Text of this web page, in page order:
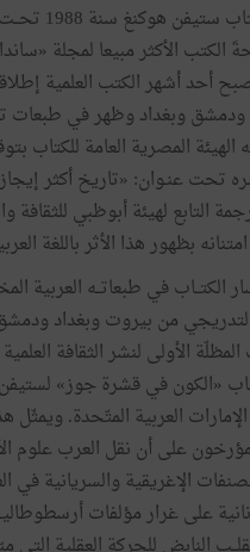
ستيفن هوكنغ سنة 1988 تحــت
الكتب الأكثرمبيعا لمجلة «
أحدأشهرالكتب العلمية
ودمشق وبغداد وظهرفي طبعات
الهيئة المصرية العامة للكتاب
تحت عنـوان:
«تاريخأكثر
التابع لهيئة أبوظبي للثقافة
امتنانه بظهورهذا الأثرباللغة
الكتــاب في طبعاتــه العربية
من بيروت وبغداد
المظلّة الأولى لنشرالثقافة العلمية
«الكون في قشرة جوز» لستيفن
الإمارات العربية المتّحدة. ويمثّل
علىأن نقل العرب علوم
الإغريقية والسريانية في
على غرارمؤلفات